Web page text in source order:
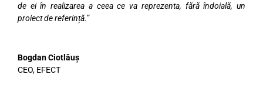
de ei în realizarea a ceea ce va reprezenta, fără îndoială, un
proiect de referință.”
Bogdan Ciotlăuș
CEO, EFECT